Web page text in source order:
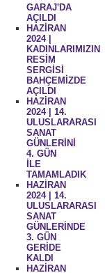
GARAJ'DA
AÇILDI
HAZİRAN
2024 |
KADINLARIMIZIN
RESİM
SERGİSİ
BAHÇEMİZDE
AÇILDI
HAZİRAN
2024 | 14.
ULUSLARARASI
SANAT
GÜNLERİNİ
4. GÜN
İLE
TAMAMLADIK
HAZİRAN
2024 | 14.
ULUSLARARASI
SANAT
GÜNLERİNDE
3. GÜN
GERİDE
KALDI
HAZİRAN